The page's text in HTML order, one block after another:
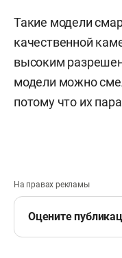
Такие модели
качественной
высоким
модели можно
потому что их
На правах рекламы
Оцените